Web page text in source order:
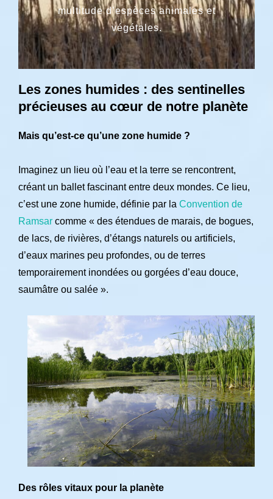
multitude d’espèces animales et
végétales.
Les zones humides : des sentinelles
précieuses au cœur de notre planète
Mais qu’est-ce qu’une zone humide ?
Imaginez un lieu où l’eau et la terre se rencontrent,
créant un ballet fascinant entre deux mondes. Ce lieu,
c’est une zone humide, définie par la Convention de
Ramsar comme « des étendues de marais, de bogues,
de lacs, de rivières, d’étangs naturels ou artificiels,
d’eaux marines peu profondes, ou de terres
temporairement inondées ou gorgées d’eau douce,
saumâtre ou salée ».
Des rôles vitaux pour la planète